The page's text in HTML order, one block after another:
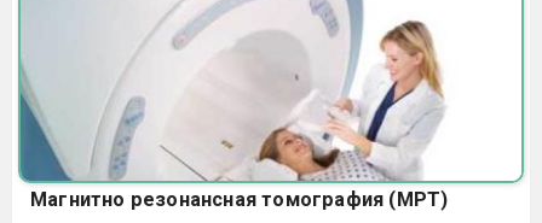
Магнитно резонансная томография (МРТ)